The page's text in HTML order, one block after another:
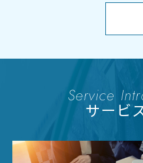
Service
サービ